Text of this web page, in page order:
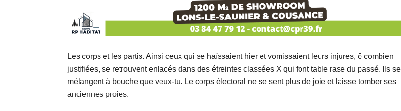
Les corps et les partis. Ainsi ceux qui se haïssaient hier et vomissaient leurs injures, ô combien
justifiées, se retrouvent enlacés dans des étreintes classées X qui font table rase du passé. Ils se
mélangent à bouche que veux-tu. Le corps électoral ne se sent plus de joie et laisse tomber ses
anciennes proies.